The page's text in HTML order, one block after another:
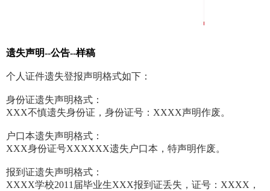
遗失声明--公告--样稿
个人证件遗失登报声明格式如下：
身份证遗失声明格式：
XXX不慎遗失身份证，身份证号：XXXX声明作废。
户口本遗失声明格式：
XXX身份证号XXXXXX遗失户口本，特声明作废。
报到证遗失声明格式：
XXXX学校2011届毕业生XXX报到证丢失，证号：XXXX，